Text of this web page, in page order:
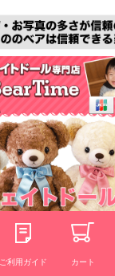
ご利用ガイド カート